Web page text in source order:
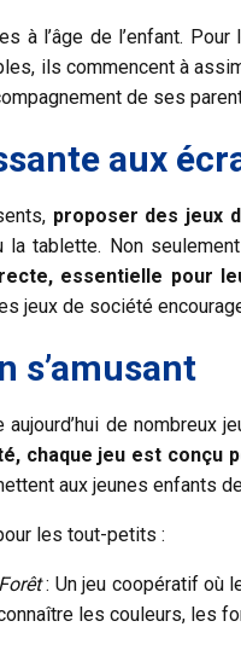
à l’âge de l’enfant.
ils commencent à
de ses
aux
proposer des jeux
tablette. Non seulement
essentielle pour
jeux de société
s’amusant
de nombreux
chaque jeu est
aux jeunes enfants
les tout-petits :
: Un jeu coopératif où
les couleurs, les